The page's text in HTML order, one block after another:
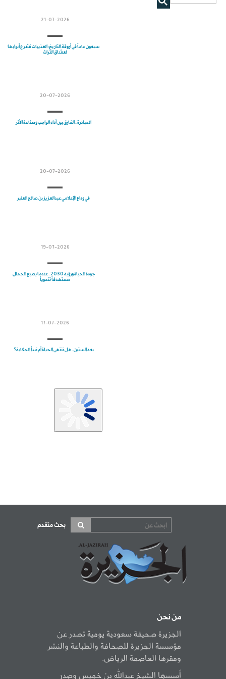
21-07-2026
سبعون عاماً في أروقة التاريخ: العذيبات تشرع أبوابها
لعشاق التراث
20-07-2026
المبادرة.. الفارق بين أداء الواجب وصناعة الأثر
20-07-2026
في وداع الإعلامي عبدالعزيز بن صالح العنبر
19-07-2026
جودة الحياة ورؤية 2030.. عندما يصبح الجمال
مستهدفاً تنموياً
17-07-2026
بعد الستين.. هل تنتهي الحياة أم تبدأ الحكاية؟
بحث متقدم
من نحن
الجزيرة صحيفة سعودية يومية تصدر عن
مؤسسة الجزيرة للصحافة والطباعة والنشر
ومقرها العاصمة الرياض.
أسسها الشيخ عبدالله بن خميس وصدر